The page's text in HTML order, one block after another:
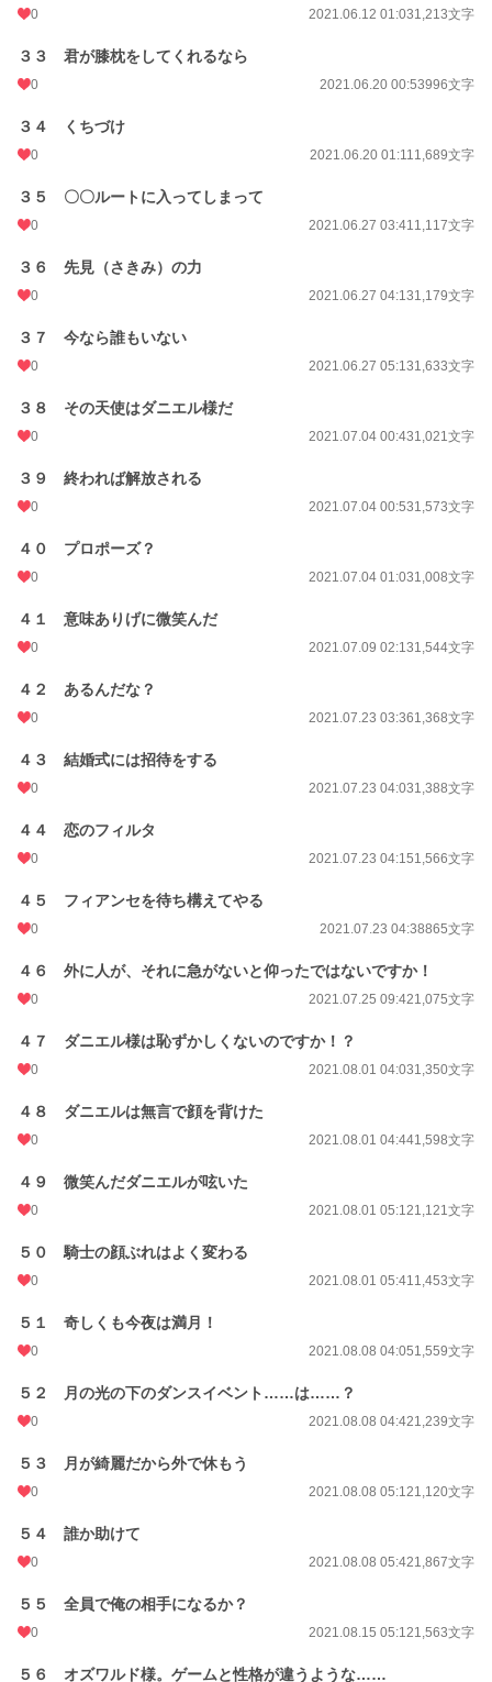
0 2021.06.12 01:031,213文字
３３ 君が膝枕をしてくれるなら
0 2021.06.20 00:53996文字
３４ くちづけ
0 2021.06.20 01:111,689文字
３５ 〇〇ルートに入ってしまって
0 2021.06.27 03:411,117文字
３６ 先見（さきみ）の力
0 2021.06.27 04:131,179文字
３７ 今なら誰もいない
0 2021.06.27 05:131,633文字
３８ その天使はダニエル様だ
0 2021.07.04 00:431,021文字
３９ 終われば解放される
0 2021.07.04 00:531,573文字
４０ プロポーズ？
0 2021.07.04 01:031,008文字
４１ 意味ありげに微笑んだ
0 2021.07.09 02:131,544文字
４２ あるんだな？
0 2021.07.23 03:361,368文字
４３ 結婚式には招待をする
0 2021.07.23 04:031,388文字
４４ 恋のフィルタ
0 2021.07.23 04:151,566文字
４５ フィアンセを待ち構えてやる
0 2021.07.23 04:38865文字
４６ 外に人が、それに急がないと仰ったではないですか！
0 2021.07.25 09:421,075文字
４７ ダニエル様は恥ずかしくないのですか！？
0 2021.08.01 04:031,350文字
４８ ダニエルは無言で顔を背けた
0 2021.08.01 04:441,598文字
４９ 微笑んだダニエルが呟いた
0 2021.08.01 05:121,121文字
５０ 騎士の顔ぶれはよく変わる
0 2021.08.01 05:411,453文字
５１ 奇しくも今夜は満月！
0 2021.08.08 04:051,559文字
５２ 月の光の下のダンスイベント……は……？
0 2021.08.08 04:421,239文字
５３ 月が綺麗だから外で休もう
0 2021.08.08 05:121,120文字
５４ 誰か助けて
0 2021.08.08 05:421,867文字
５５ 全員で俺の相手になるか？
0 2021.08.15 05:121,563文字
５６ オズワルド様。ゲームと性格が違うような……